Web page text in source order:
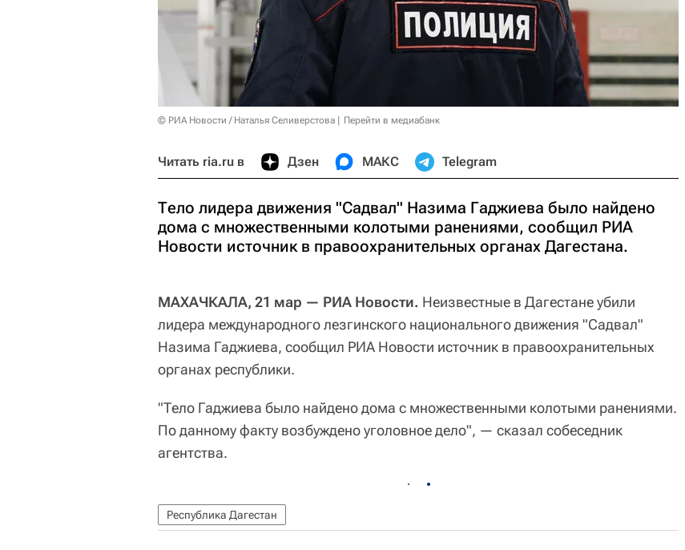
© РИА Новости / Наталья Селиверстова Перейти в медиабанк
Читать ria.ru в Дзен МАКС Telegram
Тело лидера движения "Садвал" Назима Гаджиева было найдено
дома с множественными колотыми ранениями, сообщил РИА
Новости источник в правоохранительных органах Дагестана.
МАХАЧКАЛА, 21 мар — РИА Новости. Неизвестные в Дагестане убили
лидера международного лезгинского национального движения "Садвал"
Назима Гаджиева, сообщил РИА Новости источник в правоохранительных
органах республики.
"Тело Гаджиева было найдено дома с множественными колотыми ранениями.
По данному факту возбуждено уголовное дело", — сказал собеседник
агентства.
Республика Дагестан